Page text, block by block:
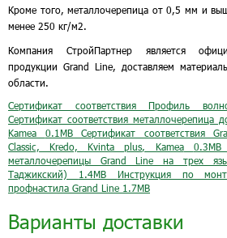
Кроме того, металлочерепица от 0,5 мм и
менее 250 кг/м2.
Компания СтройПартнер является
продукции Grand Line, доставляем
области.
Сертификат соответствия Профиль
Сертификат соответствия металлочерепица
Kamea
0.1MB Сертификат соответствия
Classic, Kredo, Kvinta plus, Kamea
0.3MB
металлочерепицы Grand Line на трех
Таджикский)
1.4MB Инструкция по
профнастила Grand Line 1.7MB
Варианты доставки